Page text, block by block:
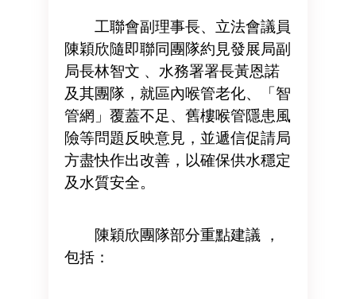
工聯會副理事長、立法會議員
陳穎欣隨即聯同團隊約見發展局副
局長林智文 、水務署署長黃恩諾
及其團隊，就區內喉管老化、「智
管網」覆蓋不足、舊樓喉管隱患風
險等問題反映意見，並遞信促請局
方盡快作出改善，以確保供水穩定
及水質安全。
陳穎欣團隊部分重點建議 ，
包括：